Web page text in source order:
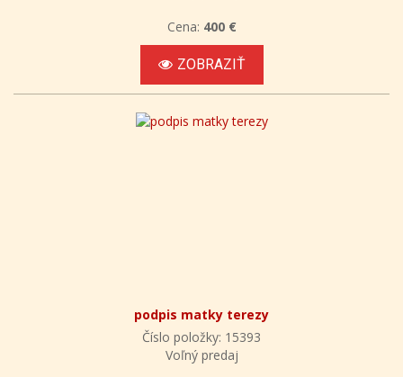
Cena: 400 €
ZOBRAZIŤ
podpis matky terezy
Číslo položky: 15393
Voľný predaj